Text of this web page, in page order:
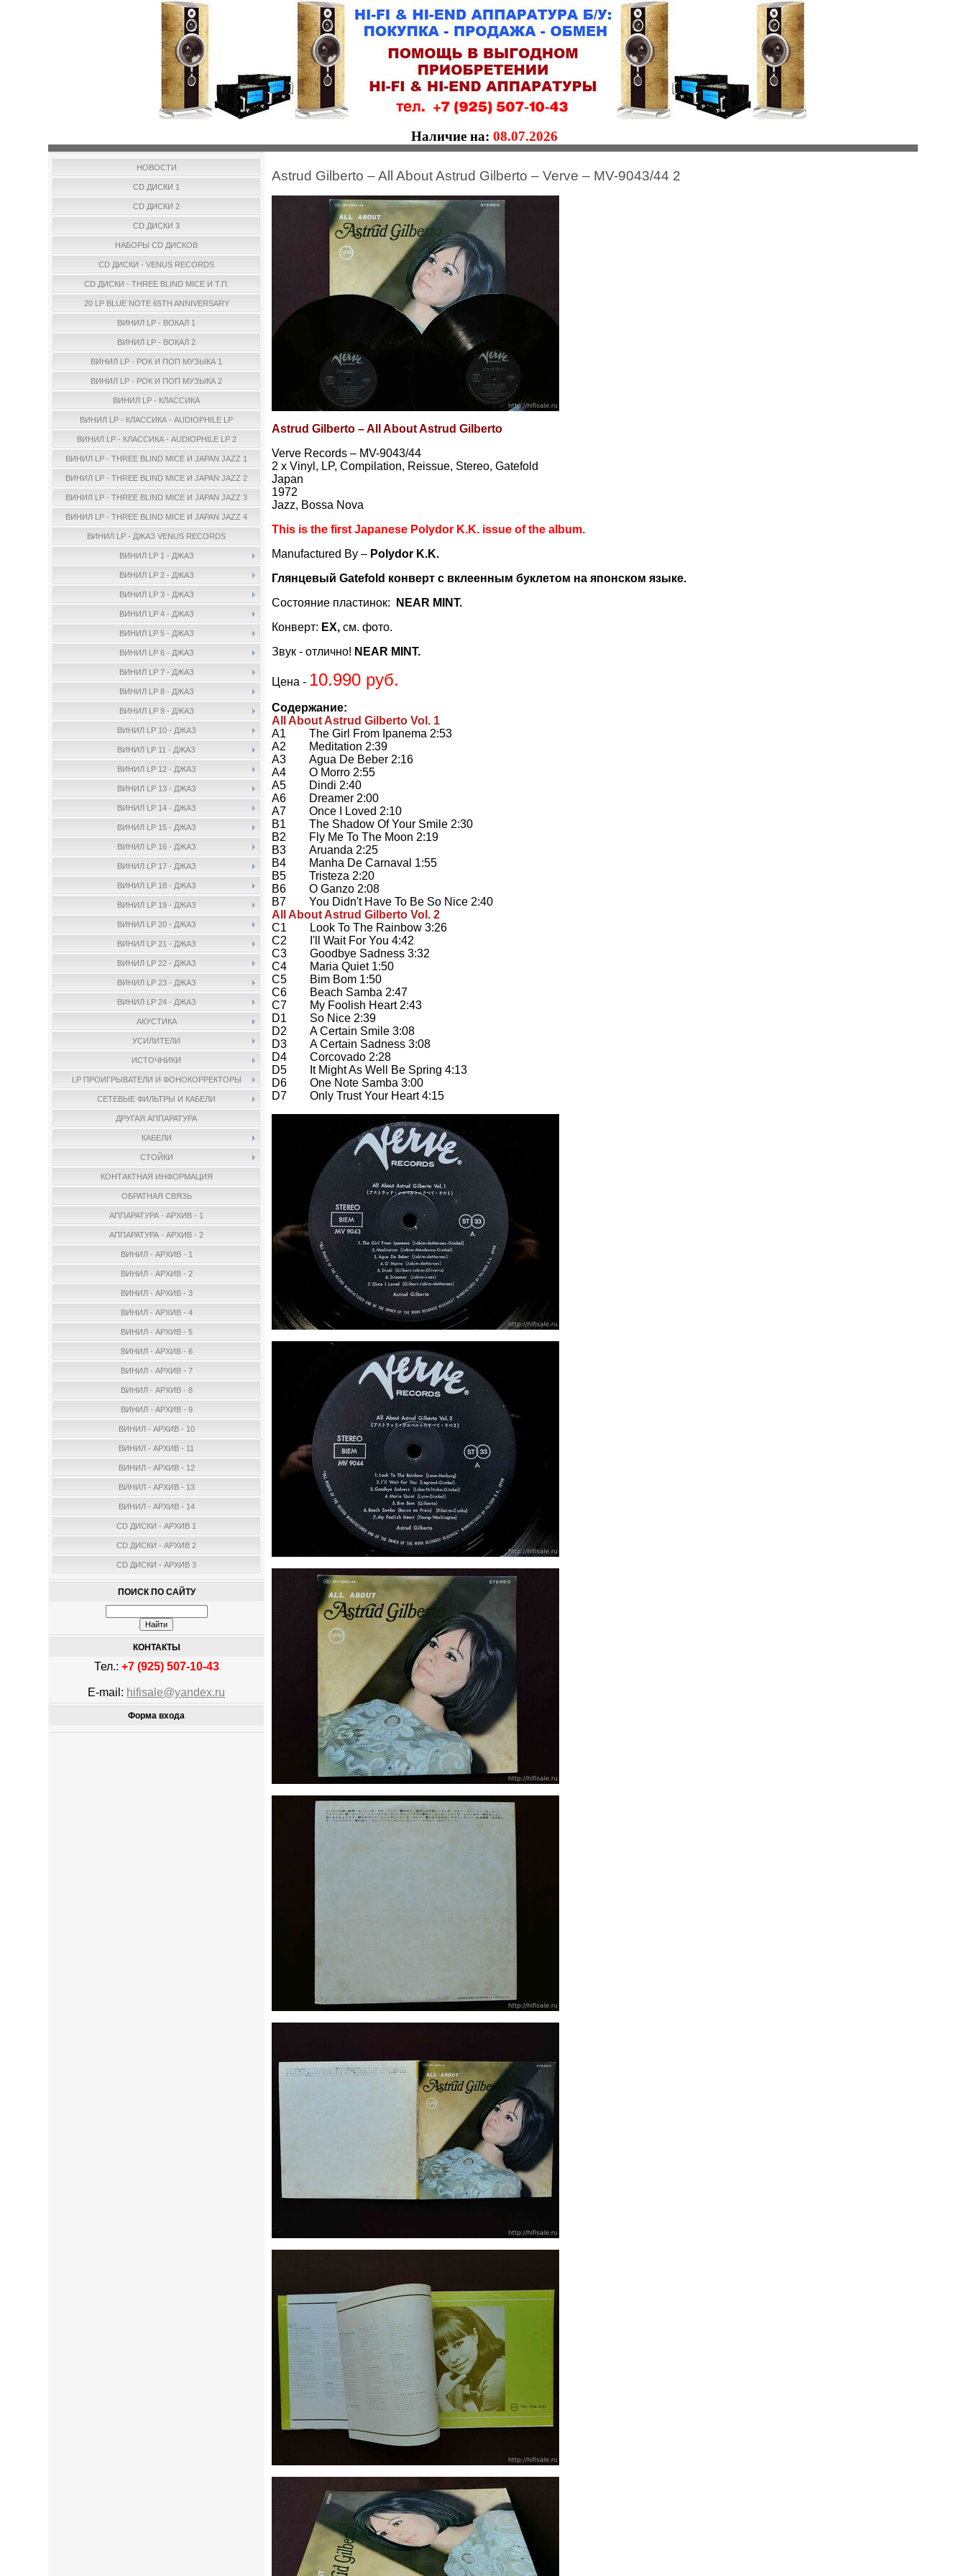
Наличие на: 08.07.2026
НОВОСТИ
CD ДИСКИ 1
CD ДИСКИ 2
CD ДИСКИ 3
НАБОРЫ CD ДИСКОВ
CD ДИСКИ - VENUS RECORDS
CD ДИСКИ - THREE BLIND MICE И Т.П.
20 LP BLUE NOTE 65TH ANNIVERSARY
ВИНИЛ LP - ВОКАЛ 1
ВИНИЛ LP - ВОКАЛ 2
ВИНИЛ LP - РОК И ПОП МУЗЫКА 1
ВИНИЛ LP - РОК И ПОП МУЗЫКА 2
ВИНИЛ LP - КЛАССИКА
ВИНИЛ LP - КЛАССИКА - AUDIOPHILE LP
ВИНИЛ LP - КЛАССИКА - AUDIOPHILE LP 2
ВИНИЛ LP - THREE BLIND MICE И JAPAN JAZZ 1
ВИНИЛ LP - THREE BLIND MICE И JAPAN JAZZ 2
ВИНИЛ LP - THREE BLIND MICE И JAPAN JAZZ 3
ВИНИЛ LP - THREE BLIND MICE И JAPAN JAZZ 4
ВИНИЛ LP - ДЖАЗ VENUS RECORDS
ВИНИЛ LP 1 - ДЖАЗ
ВИНИЛ LP 2 - ДЖАЗ
ВИНИЛ LP 3 - ДЖАЗ
ВИНИЛ LP 4 - ДЖАЗ
ВИНИЛ LP 5 - ДЖАЗ
ВИНИЛ LP 6 - ДЖАЗ
ВИНИЛ LP 7 - ДЖАЗ
ВИНИЛ LP 8 - ДЖАЗ
ВИНИЛ LP 9 - ДЖАЗ
ВИНИЛ LP 10 - ДЖАЗ
ВИНИЛ LP 11 - ДЖАЗ
ВИНИЛ LP 12 - ДЖАЗ
ВИНИЛ LP 13 - ДЖАЗ
ВИНИЛ LP 14 - ДЖАЗ
ВИНИЛ LP 15 - ДЖАЗ
ВИНИЛ LP 16 - ДЖАЗ
ВИНИЛ LP 17 - ДЖАЗ
ВИНИЛ LP 18 - ДЖАЗ
ВИНИЛ LP 19 - ДЖАЗ
ВИНИЛ LP 20 - ДЖАЗ
ВИНИЛ LP 21 - ДЖАЗ
ВИНИЛ LP 22 - ДЖАЗ
ВИНИЛ LP 23 - ДЖАЗ
ВИНИЛ LP 24 - ДЖАЗ
АКУСТИКА
УСИЛИТЕЛИ
ИСТОЧНИКИ
LP ПРОИГРЫВАТЕЛИ И ФОНОКОРРЕКТОРЫ
СЕТЕВЫЕ ФИЛЬТРЫ И КАБЕЛИ
ДРУГАЯ АППАРАТУРА
КАБЕЛИ
СТОЙКИ
КОНТАКТНАЯ ИНФОРМАЦИЯ
ОБРАТНАЯ СВЯЗЬ
АППАРАТУРА - АРХИВ - 1
АППАРАТУРА - АРХИВ - 2
ВИНИЛ - АРХИВ - 1
ВИНИЛ - АРХИВ - 2
ВИНИЛ - АРХИВ - 3
ВИНИЛ - АРХИВ - 4
ВИНИЛ - АРХИВ - 5
ВИНИЛ - АРХИВ - 6
ВИНИЛ - АРХИВ - 7
ВИНИЛ - АРХИВ - 8
ВИНИЛ - АРХИВ - 9
ВИНИЛ - АРХИВ - 10
ВИНИЛ - АРХИВ - 11
ВИНИЛ - АРХИВ - 12
ВИНИЛ - АРХИВ - 13
ВИНИЛ - АРХИВ - 14
CD ДИСКИ - АРХИВ 1
CD ДИСКИ - АРХИВ 2
CD ДИСКИ - АРХИВ 3
ПОИСК ПО САЙТУ
КОНТАКТЫ
Тел.: +7 (925) 507-10-43
E-mail: hifisale@yandex.ru
Форма входа
Astrud Gilberto – All About Astrud Gilberto – Verve – MV-9043/44 2
Astrud Gilberto – All About Astrud Gilberto
Verve Records – MV-9043/44
2 x Vinyl, LP, Compilation, Reissue, Stereo, Gatefold
Japan
1972
Jazz, Bossa Nova
This is the first Japanese Polydor K.K. issue of the album.
Manufactured By – Polydor K.K.
Глянцевый Gatefold конверт с вклеенным буклетом на японском языке.
Состояние пластинок:
NEAR MINT.
Конверт: EX, см. фото.
Звук - отлично! NEAR MINT.
Цена - 10.990 руб.
Содержание:
All About Astrud Gilberto Vol. 1
A1 The Girl From Ipanema 2:53
A2 Meditation 2:39
A3 Agua De Beber 2:16
A4 O Morro 2:55
A5 Dindi 2:40
A6 Dreamer 2:00
A7 Once I Loved 2:10
B1 The Shadow Of Your Smile 2:30
B2 Fly Me To The Moon 2:19
B3 Aruanda 2:25
B4 Manha De Carnaval 1:55
B5 Tristeza 2:20
B6 O Ganzo 2:08
B7 You Didn't Have To Be So Nice 2:40
All About Astrud Gilberto Vol. 2
C1 Look To The Rainbow 3:26
C2 I'll Wait For You 4:42
C3 Goodbye Sadness 3:32
C4 Maria Quiet 1:50
C5 Bim Bom 1:50
C6 Beach Samba 2:47
C7 My Foolish Heart 2:43
D1 So Nice 2:39
D2 A Certain Smile 3:08
D3 A Certain Sadness 3:08
D4 Corcovado 2:28
D5 It Might As Well Be Spring 4:13
D6 One Note Samba 3:00
D7 Only Trust Your Heart 4:15